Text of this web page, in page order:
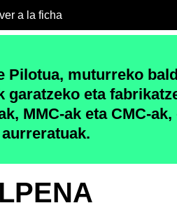
a la ficha
Pilotua, muturreko
garatzeko eta
MMC-ak eta CMC-